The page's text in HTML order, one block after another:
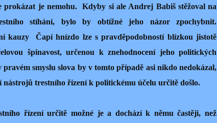
prokázat je nemohu.
Kdyby si ale Andrej Babiš stěžoval na
stíhání, bylo by obtížné jeho názor zpochybnit.
kauzy
Čapí hnízdo lze s pravděpodobností blízkou jistotě
špinavost, určenou k znehodnocení jeho politických
pravém smyslu slova by v tomto případě asi nikdo nedokázal,
nástrojů trestního řízení k politickému účelu určitě došlo.
řízení určitě možné je a dochází k němu častěji, než